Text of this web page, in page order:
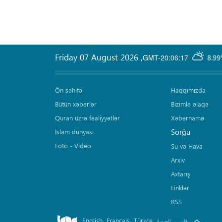
GMT-20:06:17
Friday 07 August 2026 ,
Ön səhifə
Bütün xəbərlər
Quran üzrə fəaliyyətlər
İslam dünyası
Foto - Video
Haqqımızda
Bizimlə əlaqə
Xəbərnamə
Sorğu
Su və Hava
Arxiv
Axtarış
Linklər
RSS
English Français Türkçe